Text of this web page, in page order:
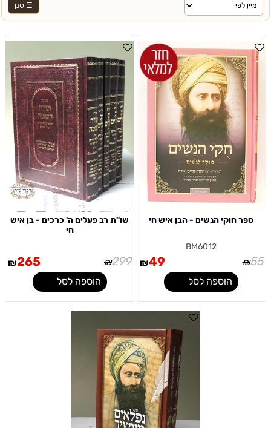
☰ סנן
ספר חוקי הנשים - הבן איש חי
BM6012
₪55
₪49
הוספה לסל
שו"ת רב פעלים ה' כרכים - בן איש
חי
₪299
₪265
הוספה לסל